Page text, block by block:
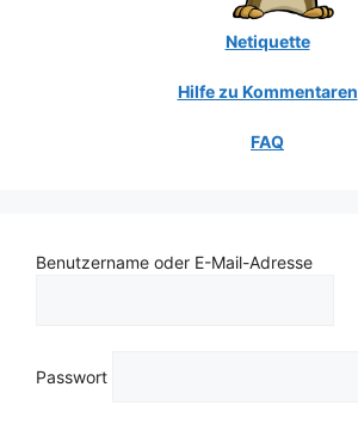
Netiquette
Hilfe zu Kommentaren
FAQ
Benutzername oder E-Mail-Adresse
Passwort